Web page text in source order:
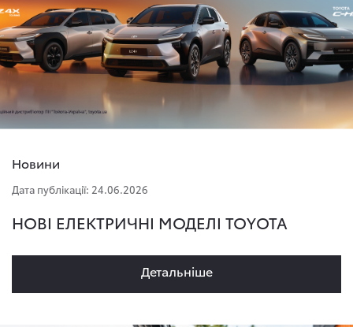
Новини
Дата публікації: 24.06.2026
НОВІ ЕЛЕКТРИЧНІ МОДЕЛІ TOYOTA
Детальнiше